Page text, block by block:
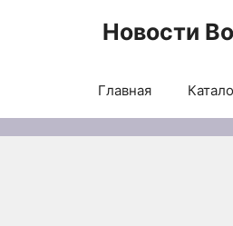
Новости
Главная